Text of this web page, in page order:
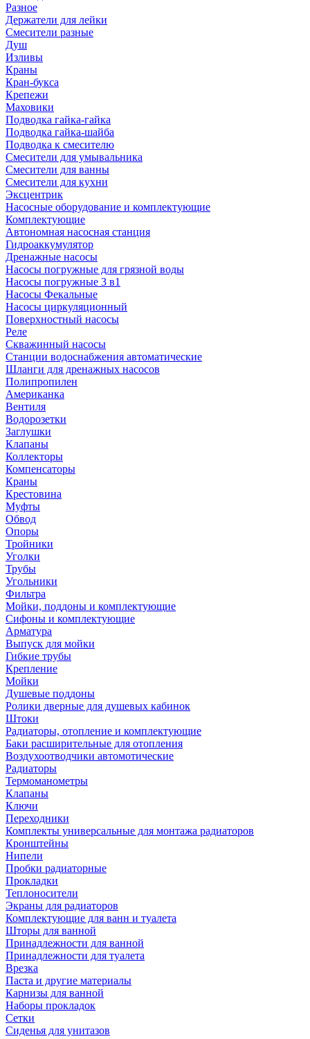
Разное
Держатели для лейки
Смесители разные
Душ
Изливы
Краны
Кран-букса
Крепежи
Маховики
Подводка гайка-гайка
Подводка гайка-шайба
Подводка к смесителю
Смесители для умывальника
Смесители для ванны
Смесители для кухни
Эксцентрик
Насосные оборудование и комплектующие
Комплектующие
Автономная насосная станция
Гидроаккумулятор
Дренажные насосы
Насосы погружные для грязной воды
Насосы погружные 3 в1
Насосы Фекальные
Насосы циркуляционный
Поверхностный насосы
Реле
Скважинный насосы
Станции водоснабжения автоматические
Шланги для дренажных насосов
Полипропилен
Американка
Вентиля
Водорозетки
Заглушки
Клапаны
Коллекторы
Компенсаторы
Краны
Крестовина
Муфты
Обвод
Опоры
Тройники
Уголки
Трубы
Угольники
Фильтра
Мойки, поддоны и комплектующие
Сифоны и комплектующие
Арматура
Выпуск для мойки
Гибкие трубы
Крепление
Мойки
Душевые поддоны
Ролики дверные для душевых кабинок
Штоки
Радиаторы, отопление и комплектующие
Баки расширительные для отопления
Воздухоотводчики автомотические
Радиаторы
Термоманометры
Клапаны
Ключи
Переходники
Комплекты универсальные для монтажа радиаторов
Кронштейны
Нипели
Пробки радиаторные
Прокладки
Теплоносители
Экраны для радиаторов
Комплектующие для ванн и туалета
Шторы для ванной
Принадлежности для ванной
Принадлежности для туалета
Врезка
Паста и другие материалы
Карнизы для ванной
Наборы прокладок
Сетки
Сиденья для унитазов